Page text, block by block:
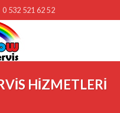
0 532 521 62 52
HİZMETLERİ